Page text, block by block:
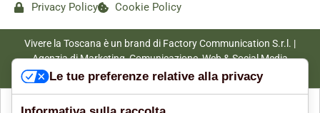
Privacy Policy Cookie Policy
Vivere la Toscana è un brand di Factory Communication S.r.l. |
Agenzia di Marketing, Comunicazione, Web & Social Media
|www.factorycommunication.it
Le tue preferenze relative alla privacy